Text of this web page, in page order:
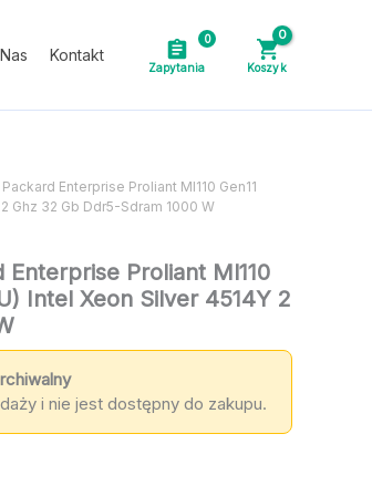
Kontakt
0
Enterprise Proliant Ml110 Gen11
Ghz 32 Gb Ddr5-Sdram 1000 W
Proliant Ml110
Intel Xeon Silver 4514Y 2
i nie jest dostępny do zakupu.